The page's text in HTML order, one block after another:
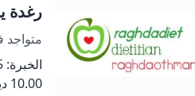
رغدة
متواجد
الخبرة: 5 سنة
10.00 دينار